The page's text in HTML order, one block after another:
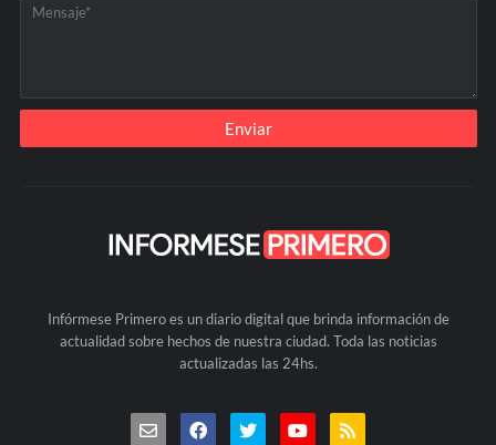
Infórmese Primero es un diario digital que brinda información de
actualidad sobre hechos de nuestra ciudad. Toda las noticias
actualizadas las 24hs.